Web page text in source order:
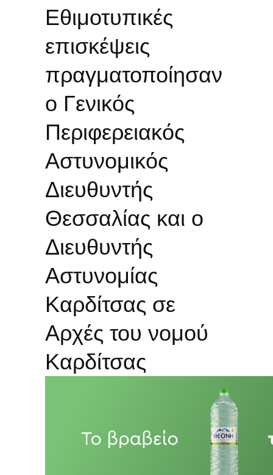
Εθιμοτυπικές
επισκέψεις
πραγματοποίησαν
ο Γενικός
Περιφερειακός
Αστυνομικός
Διευθυντής
Θεσσαλίας και ο
Διευθυντής
Αστυνομίας
Καρδίτσας σε
Αρχές του νομού
Καρδίτσας